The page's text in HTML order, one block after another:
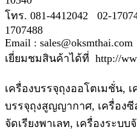
โทร. 081-4412042 02-
1707488
Email : sales@oksmthai.com
เยี่ยมชมสินค้าได้ที่ http://
เครื่องบรรจุถุงออโตเมชั่น,
บรรจุถุงสูญญากาศ, เครื่องซี
จัดเรียงพาเลท, เครื่องระบบ